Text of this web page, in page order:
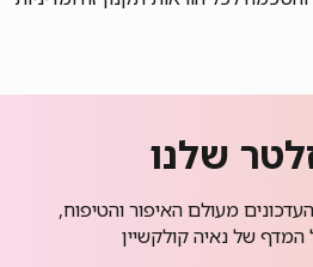
שלנו
מעולם האיפור והטיפוח,
של נאיה קולקשיין